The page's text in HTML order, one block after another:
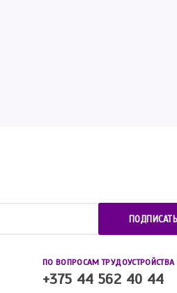
ПО ВОПРОСАМ ТРУДОУСТРОЙСТВА
+375 44 562 40 44